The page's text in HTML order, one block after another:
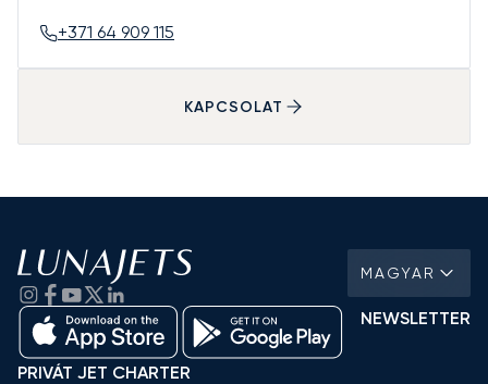
+371 64 909 115
KAPCSOLAT
MAGYAR
NEWSLETTER
PRIVÁT JET CHARTER